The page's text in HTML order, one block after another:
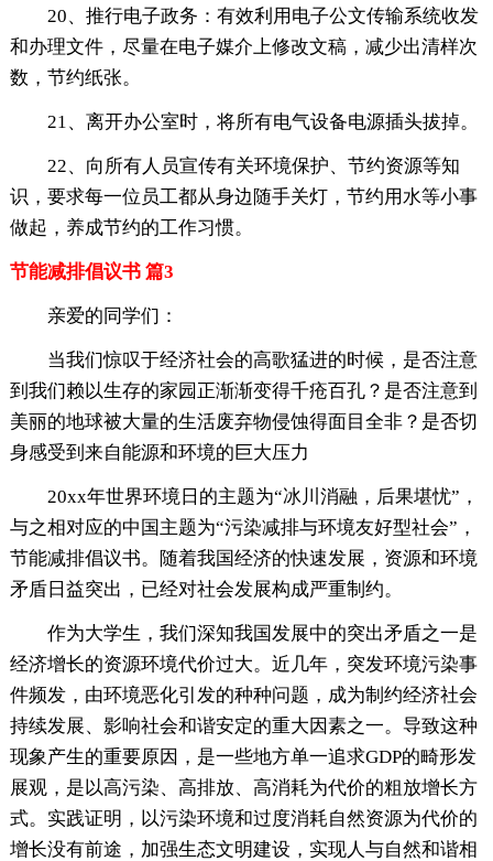
20、推行电子政务：有效利用电子公文传输系统收发
和办理文件，尽量在电子媒介上修改文稿，减少出清样次
数，节约纸张。
21、离开办公室时，将所有电气设备电源插头拔掉。
22、向所有人员宣传有关环境保护、节约资源等知
识，要求每一位员工都从身边随手关灯，节约用水等小事
做起，养成节约的工作习惯。
节能减排倡议书 篇3
亲爱的同学们：
当我们惊叹于经济社会的高歌猛进的时候，是否注意
到我们赖以生存的家园正渐渐变得千疮百孔？是否注意到
美丽的地球被大量的生活废弃物侵蚀得面目全非？是否切
身感受到来自能源和环境的巨大压力
20xx年世界环境日的主题为“冰川消融，后果堪忧”，
与之相对应的中国主题为“污染减排与环境友好型社会”，
节能减排倡议书。随着我国经济的快速发展，资源和环境
矛盾日益突出，已经对社会发展构成严重制约。
作为大学生，我们深知我国发展中的突出矛盾之一是
经济增长的资源环境代价过大。近几年，突发环境污染事
件频发，由环境恶化引发的种种问题，成为制约经济社会
持续发展、影响社会和谐安定的重大因素之一。导致这种
现象产生的重要原因，是一些地方单一追求GDP的畸形发
展观，是以高污染、高排放、高消耗为代价的粗放增长方
式。实践证明，以污染环境和过度消耗自然资源为代价的
增长没有前途，加强生态文明建设，实现人与自然和谐相